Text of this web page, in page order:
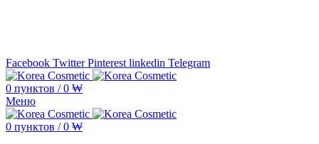
Facebook Twitter Pinterest linkedin Telegram
0 пунктов / 0 ₩
Меню
0 пунктов / 0 ₩